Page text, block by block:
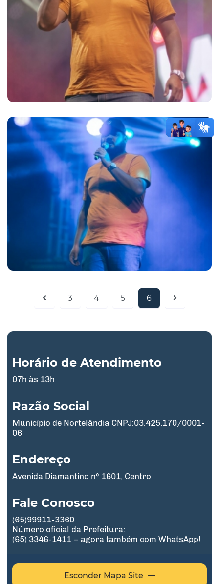
3 4 5 6
Horário de Atendimento
07h às 13h
Razão Social
Município de Nortelândia CNPJ:03.425.170/0001-
06
Endereço
Avenida Diamantino nº 1601, Centro
Fale Conosco
(65)99911-3360
Número oficial da Prefeitura:
(65) 3346-1411 – agora também com WhatsApp!
Esconder Mapa Site